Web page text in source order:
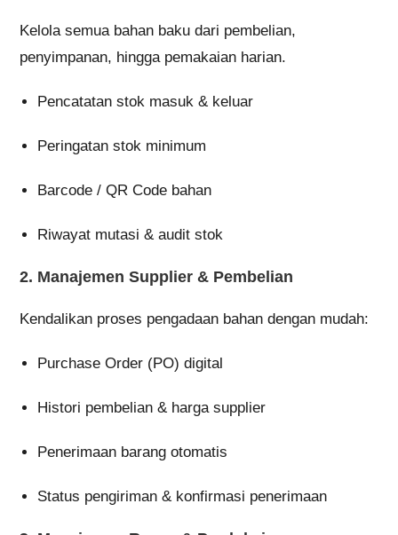
Kelola semua bahan baku dari pembelian,
penyimpanan, hingga pemakaian harian.
Pencatatan stok masuk & keluar
Peringatan stok minimum
Barcode / QR Code bahan
Riwayat mutasi & audit stok
2. Manajemen Supplier & Pembelian
Kendalikan proses pengadaan bahan dengan mudah:
Purchase Order (PO) digital
Histori pembelian & harga supplier
Penerimaan barang otomatis
Status pengiriman & konfirmasi penerimaan